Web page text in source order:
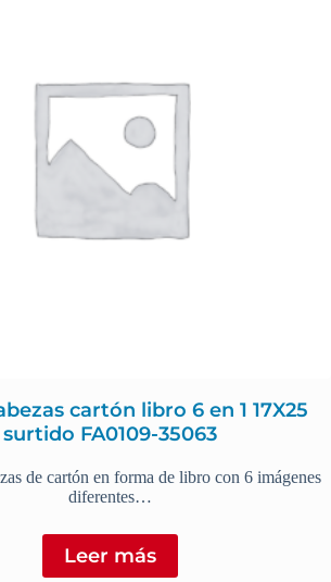
cartón libro 6 en 1 17X25
surtido FA0109-35063
de cartón en forma de libro con 6 imágenes
diferentes…
Leer más